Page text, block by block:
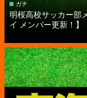
ガチ
明桜高校サッカー部
イ メンバー更新！】